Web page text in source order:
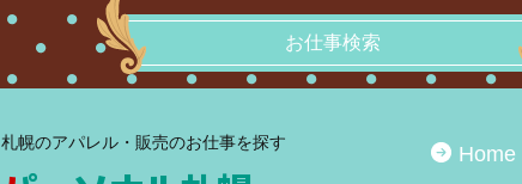
お仕事検索
札幌のアパレル・販売のお仕事を探す
Home